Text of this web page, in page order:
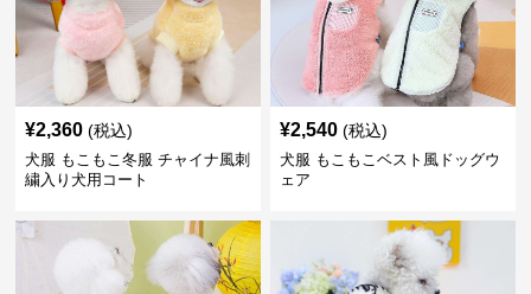
¥2,360 (税込)
犬服 もこもこ冬服 チャイナ風刺
繍入り犬用コート
¥2,540 (税込)
犬服 もこもこベスト風ドッグウ
ェア